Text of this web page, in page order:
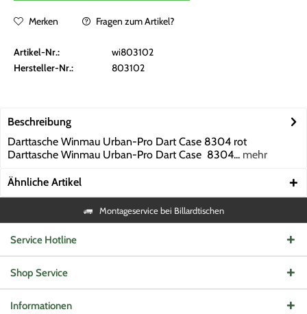
Merken Fragen zum Artikel?
Artikel-Nr.:
wi803102
Hersteller-Nr.:
803102
Beschreibung
Darttasche Winmau Urban-Pro Dart Case 8304 rot
Darttasche Winmau Urban-Pro Dart Case 8304... mehr
Ähnliche Artikel
Montageservice bei Billardtischen
Service Hotline
Shop Service
Informationen